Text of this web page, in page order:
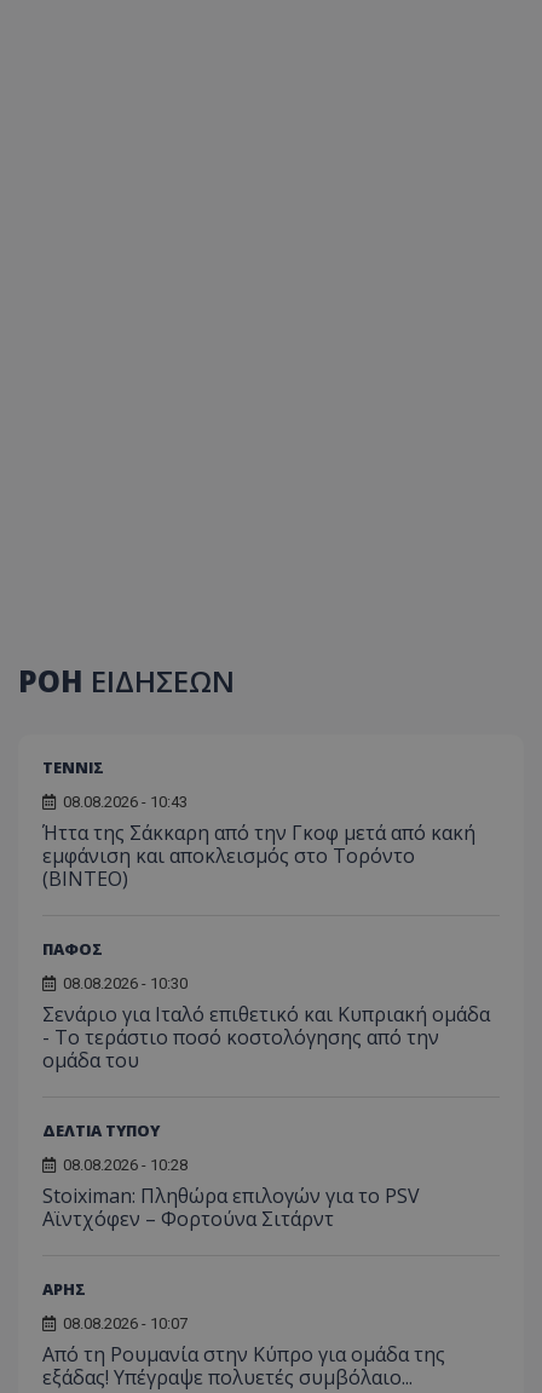
ΡΟΗ ΕΙΔΗΣΕΩΝ
ΤΕΝΝΙΣ
08.08.2026 - 10:43
Ήττα της Σάκκαρη από την Γκοφ μετά από κακή
εμφάνιση και αποκλεισμός στο Τορόντο
(ΒΙΝΤΕΟ)
ΠΑΦΟΣ
08.08.2026 - 10:30
Σενάριο για Ιταλό επιθετικό και Κυπριακή ομάδα
- Το τεράστιο ποσό κοστολόγησης από την
ομάδα του
ΔΕΛΤΙΑ ΤΥΠΟΥ
08.08.2026 - 10:28
Stoiximan: Πληθώρα επιλογών για το PSV
Αϊντχόφεν – Φορτούνα Σιτάρντ
ΑΡΗΣ
08.08.2026 - 10:07
Από τη Ρουμανία στην Κύπρο για ομάδα της
εξάδας! Υπέγραψε πολυετές συμβόλαιο...